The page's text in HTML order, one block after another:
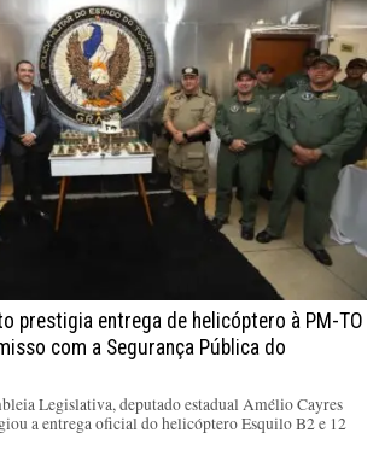
prestigia entrega de helicóptero à PM-TO
com a Segurança Pública do
Legislativa, deputado estadual Amélio Cayres
a entrega oficial do helicóptero Esquilo B2 e 12